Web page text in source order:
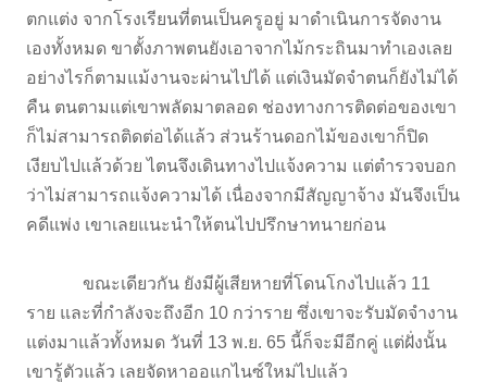
ตกแต่ง จากโรงเรียนที่ตนเป็นครูอยู่ มาดำเนินการจัดงาน
เองทั้งหมด ขาตั้งภาพตนยังเอาจากไม้กระถินมาทำเองเลย
อย่างไรก็ตามแม้งานจะผ่านไปได้ แต่เงินมัดจำตนก็ยังไม่ได้
คืน ตนตามแต่เขาพลัดมาตลอด ช่องทางการติดต่อของเขา
ก็ไม่สามารถติดต่อได้แล้ว ส่วนร้านดอกไม้ของเขาก็ปิด
เงียบไปแล้วด้วย ไตนจึงเดินทางไปแจ้งความ แต่ตำรวจบอก
ว่าไม่สามารถแจ้งความได้ เนื่องจากมีสัญญาจ้าง มันจึงเป็น
คดีแพ่ง เขาเลยแนะนำให้ตนไปปรึกษาทนายก่อน
ขณะเดียวกัน ยังมีผู้เสียหายที่โดนโกงไปแล้ว 11
ราย และที่กำลังจะถึงอีก 10 กว่าราย ซึ่งเขาจะรับมัดจำงาน
แต่งมาแล้วทั้งหมด วันที่ 13 พ.ย. 65 นี้ก็จะมีอีกคู่ แต่ฝั่งนั้น
เขารู้ตัวแล้ว เลยจัดหาออแกไนซ์ใหม่ไปแล้ว